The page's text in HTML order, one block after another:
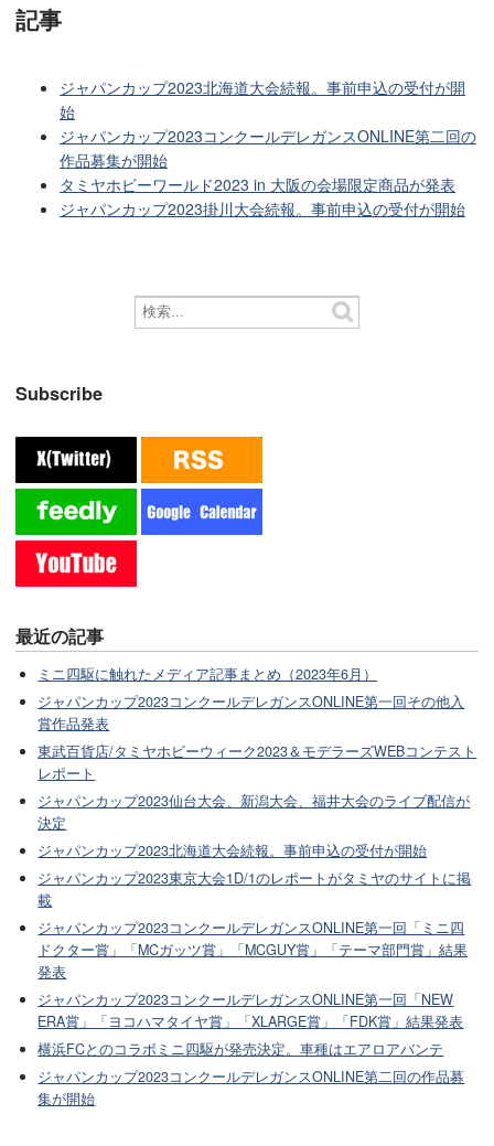
記事
ジャパンカップ2023北海道大会続報。事前申込の受付が開
始
ジャパンカップ2023コンクールデレガンスONLINE第二回の
作品募集が開始
タミヤホビーワールド2023 in 大阪の会場限定商品が発表
ジャパンカップ2023掛川大会続報。事前申込の受付が開始
Subscribe
最近の記事
ミニ四駆に触れたメディア記事まとめ（2023年6月）
ジャパンカップ2023コンクールデレガンスONLINE第一回その他入
賞作品発表
東武百貨店/タミヤホビーウィーク2023＆モデラーズWEBコンテスト
レポート
ジャパンカップ2023仙台大会、新潟大会、福井大会のライブ配信が
決定
ジャパンカップ2023北海道大会続報。事前申込の受付が開始
ジャパンカップ2023東京大会1D/1のレポートがタミヤのサイトに掲
載
ジャパンカップ2023コンクールデレガンスONLINE第一回「ミニ四
ドクター賞」「MCガッツ賞」「MCGUY賞」「テーマ部門賞」結果
発表
ジャパンカップ2023コンクールデレガンスONLINE第一回「NEW
ERA賞」「ヨコハマタイヤ賞」「XLARGE賞」「FDK賞」結果発表
横浜FCとのコラボミニ四駆が発売決定。車種はエアロアバンテ
ジャパンカップ2023コンクールデレガンスONLINE第二回の作品募
集が開始